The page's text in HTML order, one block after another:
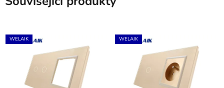
WELAIK WELAIK